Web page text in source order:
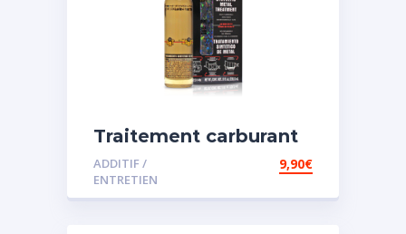
Traitement carburant
spécial essence
ADDITIF /
ENTRETIEN
9,90€